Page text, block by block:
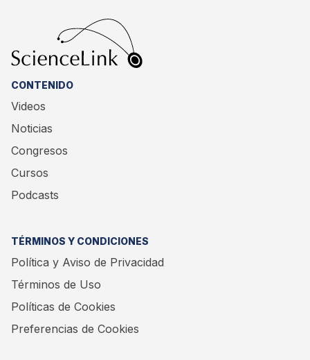
CONTENIDO
Videos
Noticias
Congresos
Cursos
Podcasts
TÉRMINOS Y CONDICIONES
Política y Aviso de Privacidad
Términos de Uso
Políticas de Cookies
Preferencias de Cookies